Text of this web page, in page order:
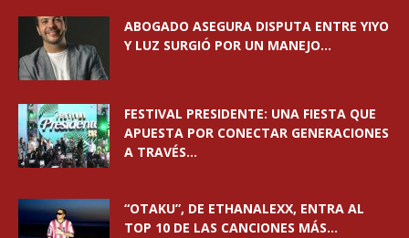
ABOGADO ASEGURA DISPUTA ENTRE YIYO
Y LUZ SURGIÓ POR UN MANEJO...
FESTIVAL PRESIDENTE: UNA FIESTA QUE
APUESTA POR CONECTAR GENERACIONES
A TRAVÉS...
“OTAKU”, DE ETHANALEXX, ENTRA AL
TOP 10 DE LAS CANCIONES MÁS...